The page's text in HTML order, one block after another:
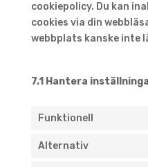
cookiepolicy. Du kan
cookies via din
webbplats kanske inte
7.1 Hantera
Funktionell
Alternativ